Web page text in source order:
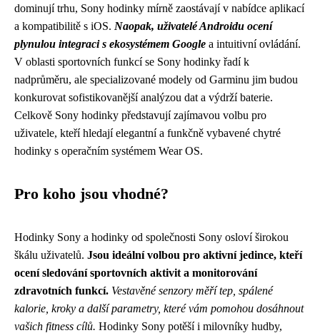
dominují trhu, Sony hodinky mírně zaostávají v nabídce aplikací
a kompatibilitě s iOS. Naopak, uživatelé Androidu ocení
plynulou integraci s ekosystémem Google a intuitivní ovládání.
V oblasti sportovních funkcí se Sony hodinky řadí k
nadprůměru, ale specializované modely od Garminu jim budou
konkurovat sofistikovanější analýzou dat a výdrží baterie.
Celkově Sony hodinky představují zajímavou volbu pro
uživatele, kteří hledají elegantní a funkčně vybavené chytré
hodinky s operačním systémem Wear OS.
Pro koho jsou vhodné?
Hodinky Sony a hodinky od společnosti Sony osloví širokou
škálu uživatelů. Jsou ideální volbou pro aktivní jedince, kteří
ocení sledování sportovních aktivit a monitorování
zdravotních funkcí. Vestavěné senzory měří tep, spálené
kalorie, kroky a další parametry, které vám pomohou dosáhnout
vašich fitness cílů. Hodinky Sony potěší i milovníky hudby,